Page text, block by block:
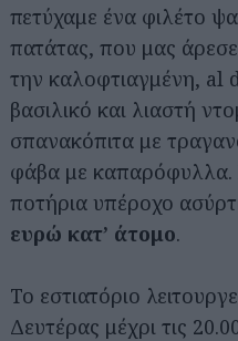
πετύχαμε ένα φιλέτο
πατάτας, που μας
την καλοφτιαγμένη, al
βασιλικό και λιαστή
σπανακόπιτα με
φάβα με καπαρόφυλλα.
ποτήρια υπέροχο
ευρώ κατ’ άτομο.
Το εστιατόριο
Δευτέρας μέχρι τις